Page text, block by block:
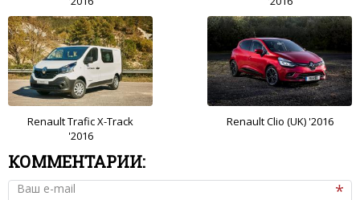
Renault Trafic X-Track
'2016
Renault Clio (UK) '2016
КОММЕНТАРИИ:
Ваш e-mail